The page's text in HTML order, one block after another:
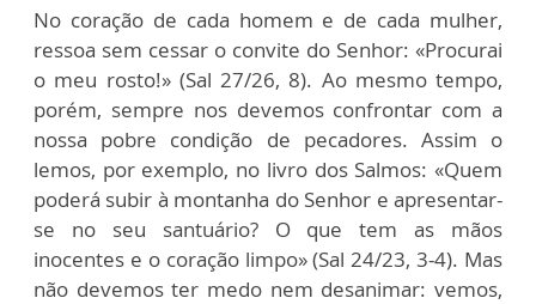
No coração de cada homem e de cada mulher,
ressoa sem cessar o convite do Senhor: «Procurai
o meu rosto!» (Sal 27/26, 8). Ao mesmo tempo,
porém, sempre nos devemos confrontar com a
nossa pobre condição de pecadores. Assim o
lemos, por exemplo, no livro dos Salmos: «Quem
poderá subir à montanha do Senhor e apresentar-
se no seu santuário? O que tem as mãos
inocentes e o coração limpo» (Sal 24/23, 3-4). Mas
não devemos ter medo nem desanimar: vemos,